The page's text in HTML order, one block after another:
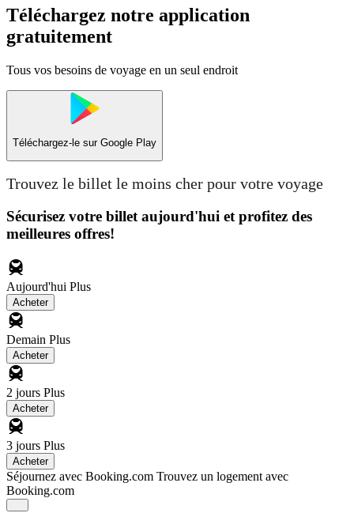
Téléchargez notre application
gratuitement
Tous vos besoins de voyage en un seul endroit
Téléchargez-le sur Google Play
Trouvez le billet le moins cher pour votre voyage
Sécurisez votre billet aujourd'hui et profitez des
meilleures offres!
Aujourd'hui Plus
Acheter
Demain Plus
Acheter
2 jours Plus
Acheter
3 jours Plus
Acheter
Séjournez avec Booking.com Trouvez un logement avec
Booking.com